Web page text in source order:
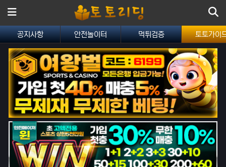
메뉴
공지사항 안전놀이터 먹튀검증 토토가이